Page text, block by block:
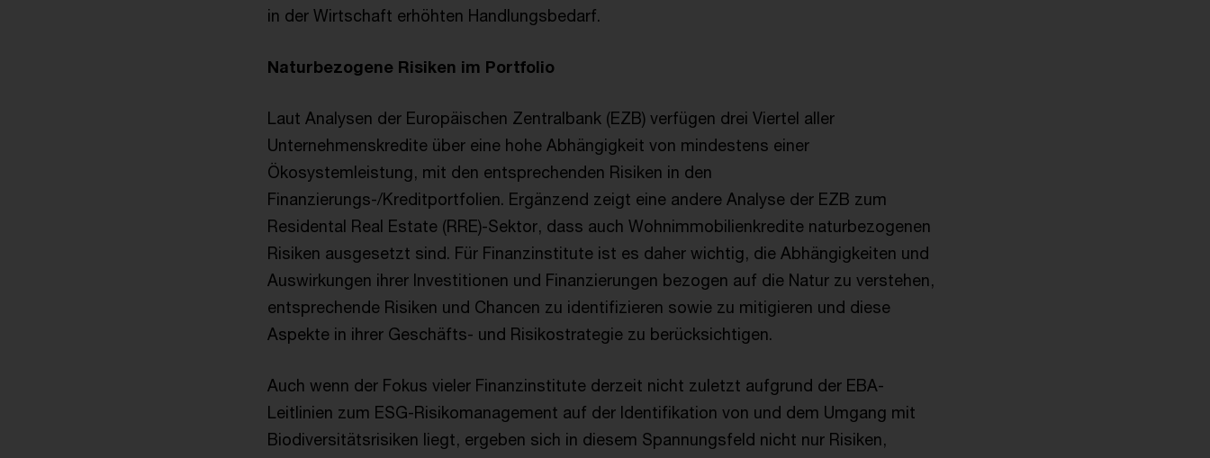
in der Wirtschaft erhöhten Handlungsbedarf.
Naturbezogene Risiken im Portfolio
Laut Analysen der Europäischen Zentralbank (EZB) verfügen drei Viertel aller
Unternehmenskredite über eine hohe Abhängigkeit von mindestens einer
Ökosystemleistung, mit den entsprechenden Risiken in den
Finanzierungs-/Kreditportfolien. Ergänzend zeigt eine andere Analyse der EZB zum
Residental Real Estate (RRE)-Sektor, dass auch Wohnimmobilienkredite naturbezogenen
Risiken ausgesetzt sind. Für Finanzinstitute ist es daher wichtig, die Abhängigkeiten und
Auswirkungen ihrer Investitionen und Finanzierungen bezogen auf die Natur zu verstehen,
entsprechende Risiken und Chancen zu identifizieren sowie zu mitigieren und diese
Aspekte in ihrer Geschäfts- und Risikostrategie zu berücksichtigen.
Auch wenn der Fokus vieler Finanzinstitute derzeit nicht zuletzt aufgrund der EBA-
Leitlinien zum ESG-Risikomanagement auf der Identifikation von und dem Umgang mit
Biodiversitätsrisiken liegt, ergeben sich in diesem Spannungsfeld nicht nur Risiken,